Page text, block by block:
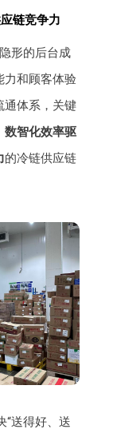
链竞争力
形的后台成
力和顾客体验
通体系，关键
数智化效率驱
的冷链供应链
“送得好、送